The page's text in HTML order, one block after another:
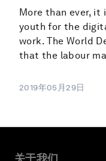
More than ever,
youth for the
work. The World
that the labour
2019年05月29日
关于我们